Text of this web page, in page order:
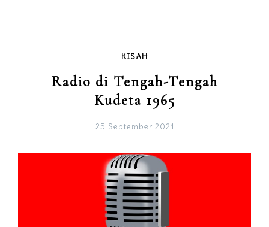
KISAH
Radio di Tengah-Tengah
Kudeta 1965
25 September 2021